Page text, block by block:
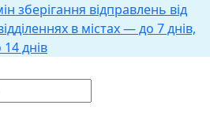
зберігання відправлень від
в містах — до 7 днів,
днів